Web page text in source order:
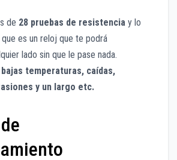
de 28 pruebas de resistencia y lo
es un reloj que te podrá
lado sin que le pase nada.
temperaturas, caídas,
y un largo etc.